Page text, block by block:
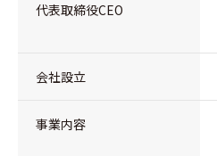
代表取締役CEO
会社設立
事業内容